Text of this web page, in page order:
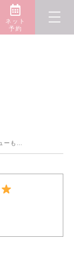
ネット
予約
こんなメニューもあります